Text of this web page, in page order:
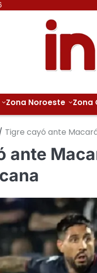
Zona Noroeste Zona
Tigre cayó ante
ante